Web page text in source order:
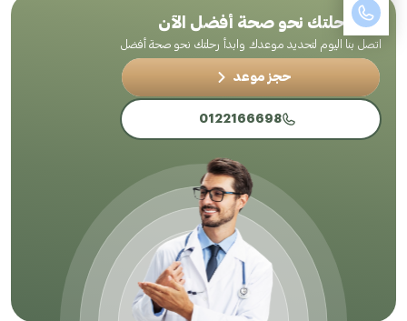
ابدأ رحلتك نحو صحة أفضل الآن
اتصل بنا اليوم لتحديد موعدك وابدأ رحلتك نحو صحة أفضل
حجز موعد
0122166698